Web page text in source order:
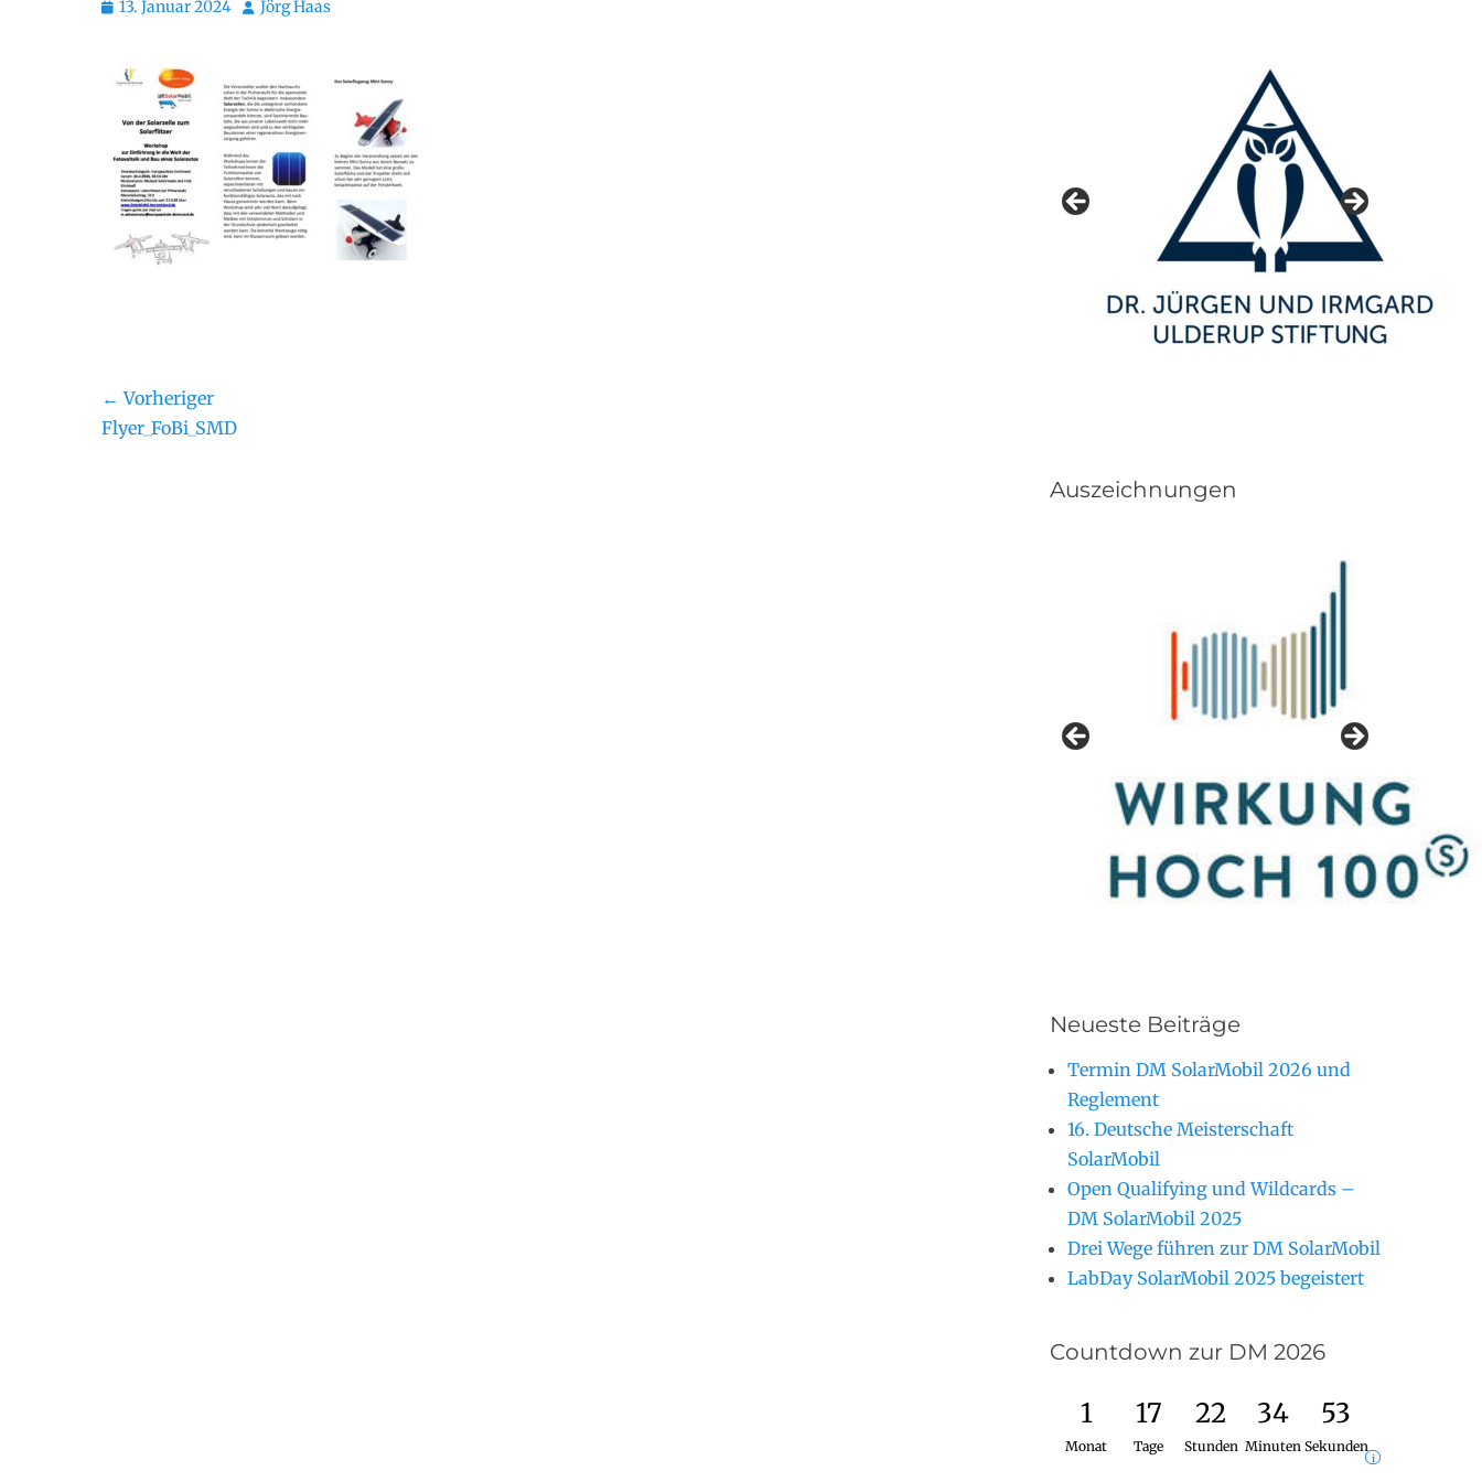
Posted
13. Januar 2024 Autor
Jörg Haas
Beitragsnavigation
← Vorheriger
Vorheriger
Flyer_FoBi_SMD
Auszeichnungen
Neueste Beiträge
Termin DM SolarMobil 2026 und
Reglement
16. Deutsche Meisterschaft
SolarMobil
Open Qualifying und Wildcards –
DM SolarMobil 2025
Drei Wege führen zur DM SolarMobil
LabDay SolarMobil 2025 begeistert
Countdown zur DM 2026
1
Monat
17
Tage
22
Stunden
34
Minuten
53
Sekunden
i